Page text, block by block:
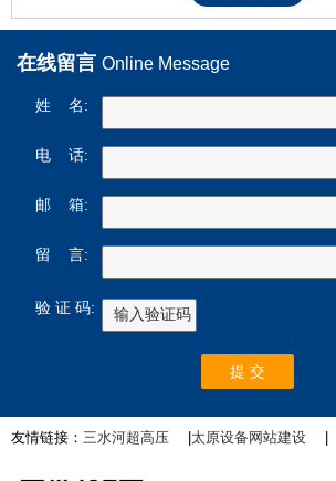
在线留言 Online Message
姓 名:
电 话:
邮 箱:
留 言:
验 证 码:
友情链接： 三水河超高压 |太原设备网站建设 |